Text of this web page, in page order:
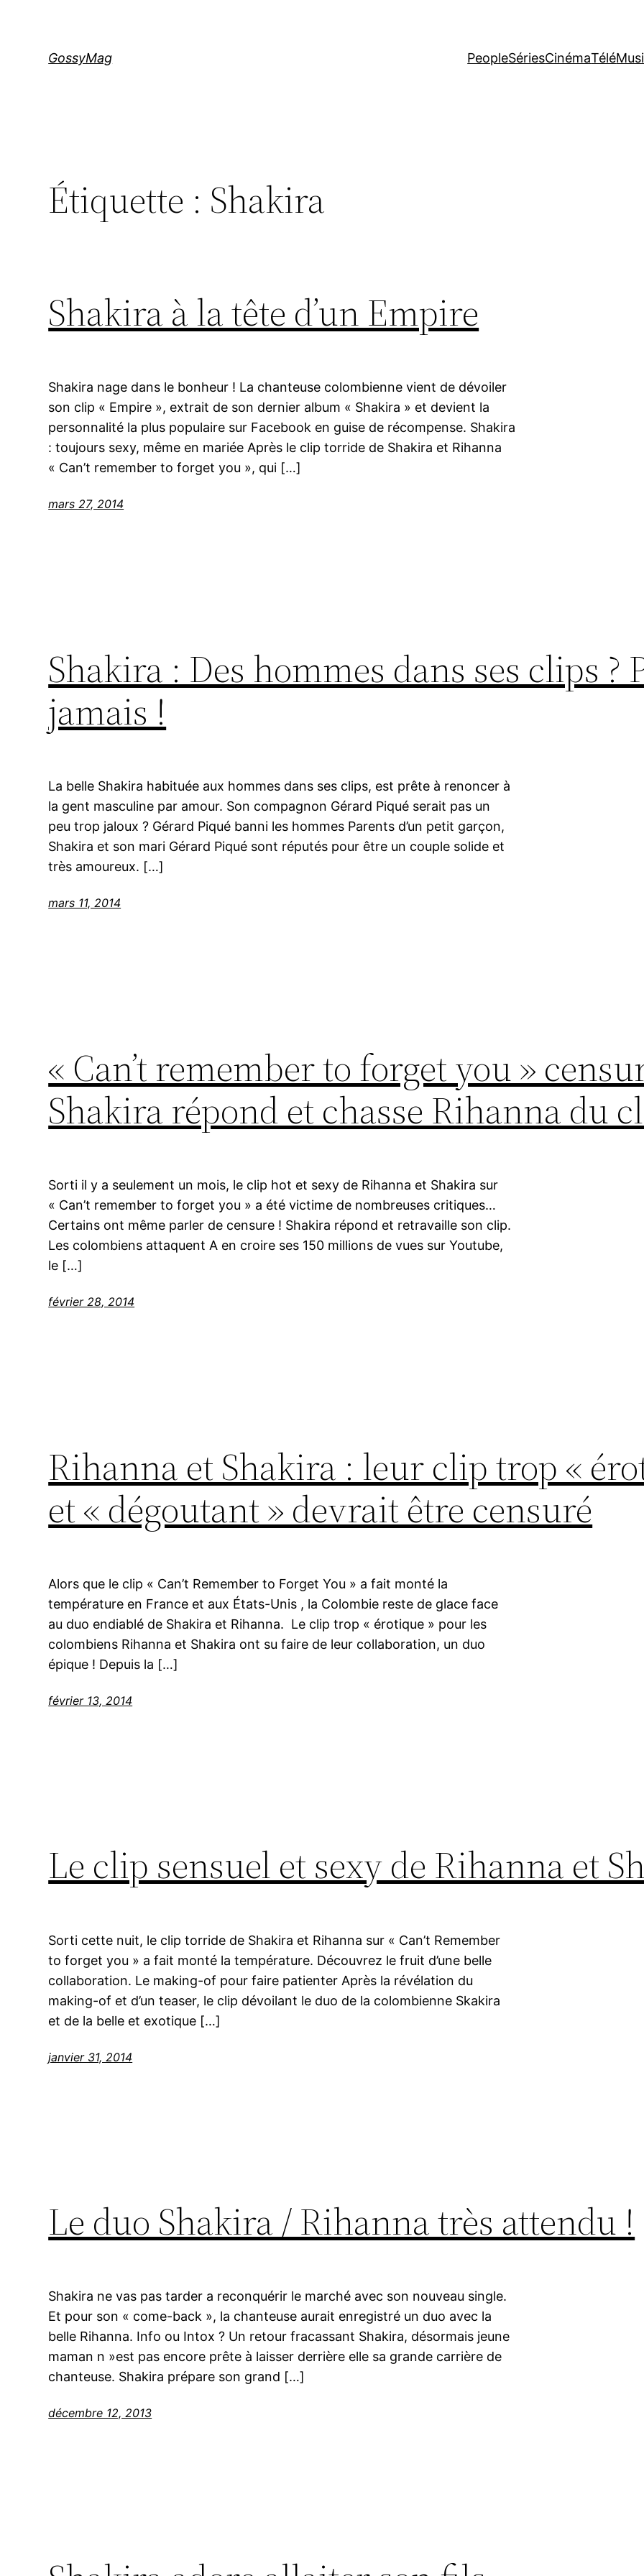
GossyMag PeopleSériesCinémaTélé
Étiquette : Shakira
Shakira à la tête d’un Empire
Shakira nage dans le bonheur ! La chanteuse colombienne vient de dévoiler
son clip « Empire », extrait de son dernier album « Shakira » et devient la
personnalité la plus populaire sur Facebook en guise de récompense. Shakira
: toujours sexy, même en mariée Après le clip torride de Shakira et Rihanna
« Can’t remember to forget you », qui […]
mars 27, 2014
Shakira : Des hommes dans ses clips ?
jamais !
La belle Shakira habituée aux hommes dans ses clips, est prête à renoncer à
la gent masculine par amour. Son compagnon Gérard Piqué serait pas un
peu trop jaloux ? Gérard Piqué banni les hommes Parents d’un petit garçon,
Shakira et son mari Gérard Piqué sont réputés pour être un couple solide et
très amoureux. […]
mars 11, 2014
« Can’t remember to forget you »
Shakira répond et chasse Rihanna du
Sorti il y a seulement un mois, le clip hot et sexy de Rihanna et Shakira sur
« Can’t remember to forget you » a été victime de nombreuses critiques…
Certains ont même parler de censure ! Shakira répond et retravaille son clip.
Les colombiens attaquent A en croire ses 150 millions de vues sur Youtube,
le […]
février 28, 2014
Rihanna et Shakira : leur clip trop «
et « dégoutant » devrait être censuré
Alors que le clip « Can’t Remember to Forget You » a fait monté la
température en France et aux États-Unis , la Colombie reste de glace face
au duo endiablé de Shakira et Rihanna. Le clip trop « érotique » pour les
colombiens Rihanna et Shakira ont su faire de leur collaboration, un duo
épique ! Depuis la […]
février 13, 2014
Le clip sensuel et sexy de Rihanna et
Sorti cette nuit, le clip torride de Shakira et Rihanna sur « Can’t Remember
to forget you » a fait monté la température. Découvrez le fruit d’une belle
collaboration. Le making-of pour faire patienter Après la révélation du
making-of et d’un teaser, le clip dévoilant le duo de la colombienne Skakira
et de la belle et exotique […]
janvier 31, 2014
Le duo Shakira / Rihanna très attendu !
Shakira ne vas pas tarder a reconquérir le marché avec son nouveau single.
Et pour son « come-back », la chanteuse aurait enregistré un duo avec la
belle Rihanna. Info ou Intox ? Un retour fracassant Shakira, désormais jeune
maman n »est pas encore prête à laisser derrière elle sa grande carrière de
chanteuse. Shakira prépare son grand […]
décembre 12, 2013